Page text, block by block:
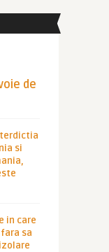
de
si
in care
sa